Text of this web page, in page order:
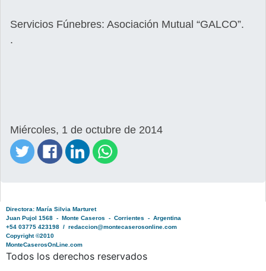
Servicios Fúnebres: Asociación Mutual “GALCO”.
.
Miércoles, 1 de octubre de 2014
Directora: María Silvia Marturet
Juan Pujol 1568 - Monte Caseros - Corrientes - Argentina
+54 03775 423198 / redaccion@montecaserosonline.com
Copyright ©2010
MonteCaserosOnLine.com
Todos los derechos reservados